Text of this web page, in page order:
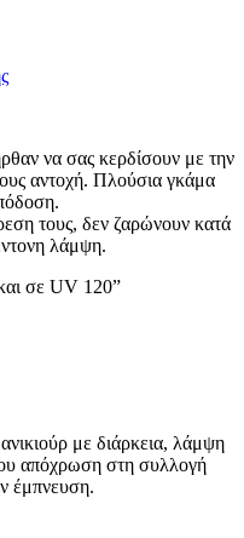
να σας κερδίσουν με την
αντοχή. Πλούσια γκάμα
τους, δεν ζαρώνουν κατά
λάμψη.
σε UV 120”
με διάρκεια, λάμψη
απόχρωση στη συλλογή
έμπνευση.